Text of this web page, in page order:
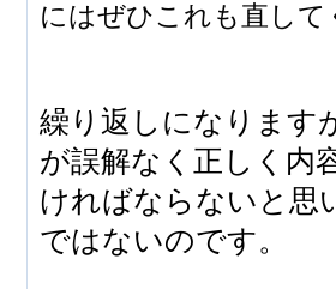
にはぜひこれも直し
繰り返しになります
が誤解なく正しく内
ければならないと思
ではないのです。